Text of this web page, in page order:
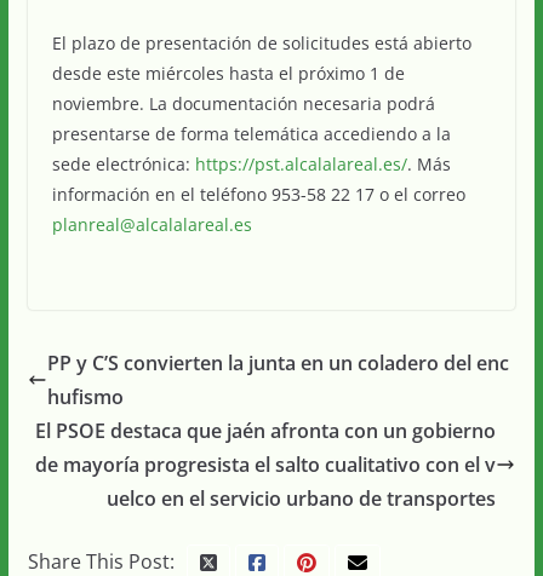
El plazo de presentación de solicitudes está abierto
desde este miércoles hasta el próximo 1 de
noviembre. La documentación necesaria podrá
presentarse de forma telemática accediendo a la
sede electrónica: https://pst.alcalalareal.es/. Más
información en el teléfono 953-58 22 17 o el correo
planreal@alcalalareal.es
PP y C’S convierten la junta en un coladero del enc
hufismo
El PSOE destaca que jaén afronta con un gobierno
de mayoría progresista el salto cualitativo con el v
uelco en el servicio urbano de transportes
Share This Post: